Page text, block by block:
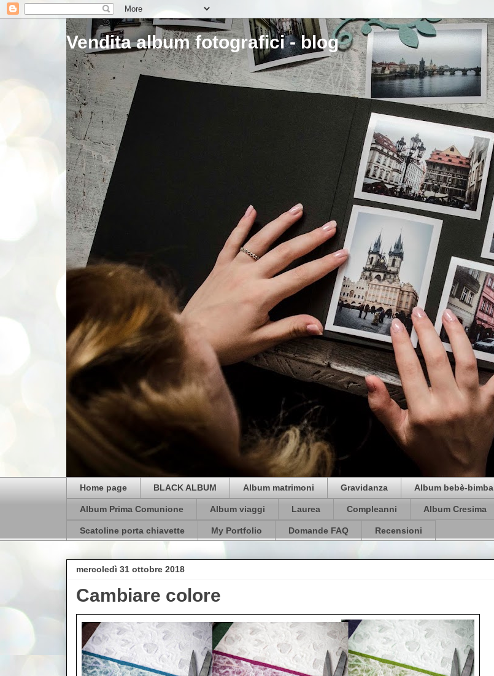
Vendita album fotografici - blog
Home page BLACK ALBUM Album matrimoni Gravidanza Album bebè-bimba
Album Prima Comunione Album viaggi Laurea Compleanni Album Cresima
Scatoline porta chiavette My Portfolio Domande FAQ Recensioni
mercoledì 31 ottobre 2018
Cambiare colore